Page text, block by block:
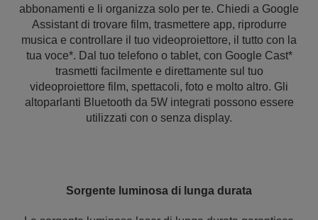
abbonamenti e li organizza solo per te. Chiedi a Google
Assistant di trovare film, trasmettere app, riprodurre
musica e controllare il tuo videoproiettore, il tutto con la
tua voce*. Dal tuo telefono o tablet, con Google Cast*
trasmetti facilmente e direttamente sul tuo
videoproiettore film, spettacoli, foto e molto altro. Gli
altoparlanti Bluetooth da 5W integrati possono essere
utilizzati con o senza display.
Sorgente luminosa di lunga durata